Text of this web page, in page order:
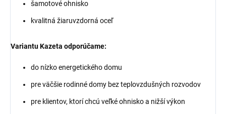
šamotové ohnisko
kvalitná žiaruvzdorná oceľ
Variantu Kazeta odporúčame:
do nízko energetického domu
pre väčšie rodinné domy bez teplovzdušných rozvodov
pre klientov, ktorí chcú veľké ohnisko a nižší výkon